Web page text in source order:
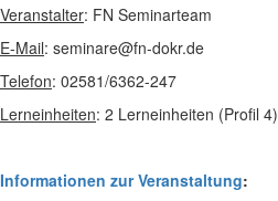
Veranstalter: FN Seminarteam
E-Mail: seminare@fn-dokr.de
Telefon: 02581/6362-247
Lerneinheiten: 2 Lerneinheiten (Profil 4)
Informationen zur Veranstaltung: